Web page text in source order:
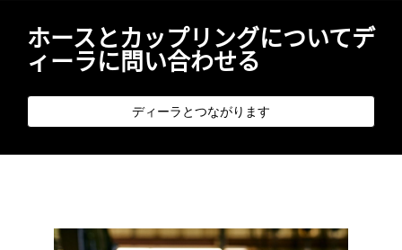
ホースとカップリングについてデ
ィーラに問い合わせる
ディーラとつながります